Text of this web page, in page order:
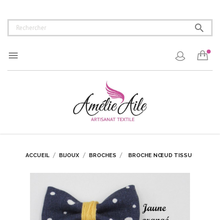


ACCUEIL BIJOUX BROCHES BROCHE NŒUD TISSU